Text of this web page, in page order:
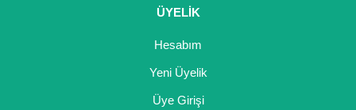
ÜYELİK
Hesabım
Yeni Üyelik
Üye Girişi